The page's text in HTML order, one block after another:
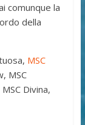
comunque la
della
MSC
MSC
Divina,